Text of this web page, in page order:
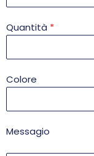
Quantità *
Colore
Messagio